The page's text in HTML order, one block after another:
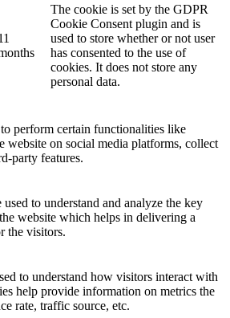
The cookie is set by the GDPR
Cookie Consent plugin and is
used to store whether or not user
has consented to the use of
cookies. It does not store any
personal data.
perform certain functionalities like
website on social media platforms, collect
party features.
to understand and analyze the key
website which helps in delivering a
the visitors.
to understand how visitors interact with
help provide information on metrics the
rate, traffic source, etc.